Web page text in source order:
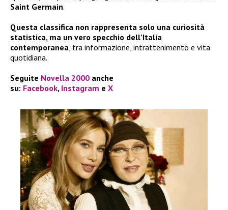
Saint Germain.
Questa classifica non rappresenta solo una curiosità
statistica, ma un vero specchio dell’Italia
contemporanea , tra informazione, intrattenimento e vita
quotidiana.
Seguite Novella 2000 anche
su: Facebook, Instagram e X